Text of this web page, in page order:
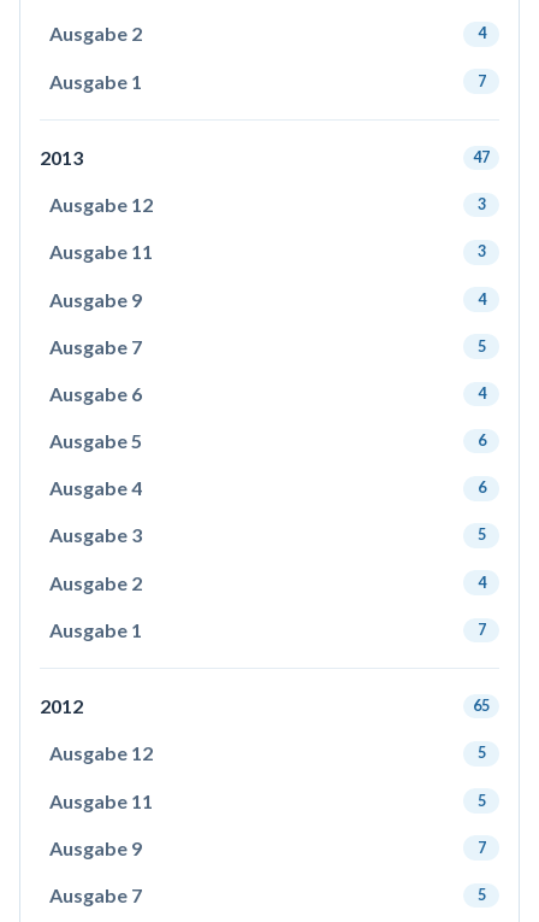
Ausgabe 2 4
Ausgabe 1 7
2013 47
Ausgabe 12 3
Ausgabe 11 3
Ausgabe 9 4
Ausgabe 7 5
Ausgabe 6 4
Ausgabe 5 6
Ausgabe 4 6
Ausgabe 3 5
Ausgabe 2 4
Ausgabe 1 7
2012 65
Ausgabe 12 5
Ausgabe 11 5
Ausgabe 9 7
Ausgabe 7 5